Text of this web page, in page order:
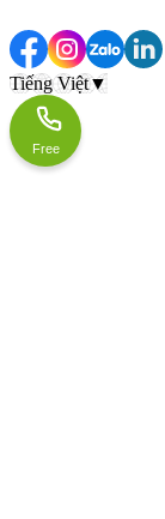
Tiếng Việt▼
Free